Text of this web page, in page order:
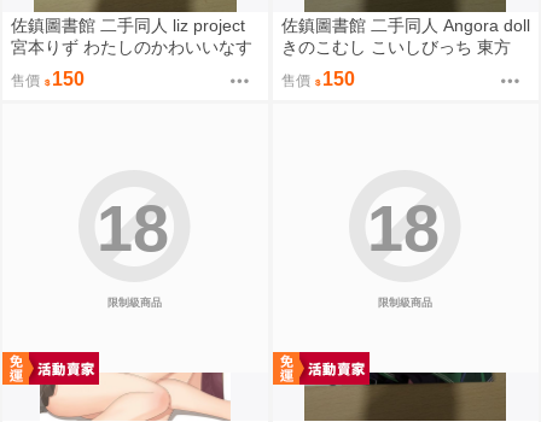
佐鎮圖書館 二手同人 liz project
宮本りず わたしのかわいいなす
びちゃん Fate FGO
售價 150
佐鎮圖書館 二手同人 Angora doll
きのこむし こいしびっち 東方
售價 150
限制級商品
18
限制級商品
18